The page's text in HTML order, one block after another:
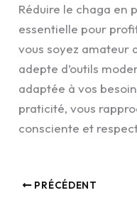
Réduire le chaga en
essentielle pour
vous soyez amateur
adepte d’outils
adaptée à vos
praticité, vous
consciente et
PRÉCÉDENT